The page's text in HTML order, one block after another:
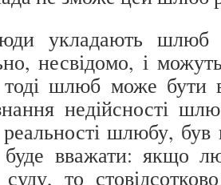
укладають шлюб
несвідомо, і
шлюб може бути
недійсності
шлюбу, був
вважати: якщо
то